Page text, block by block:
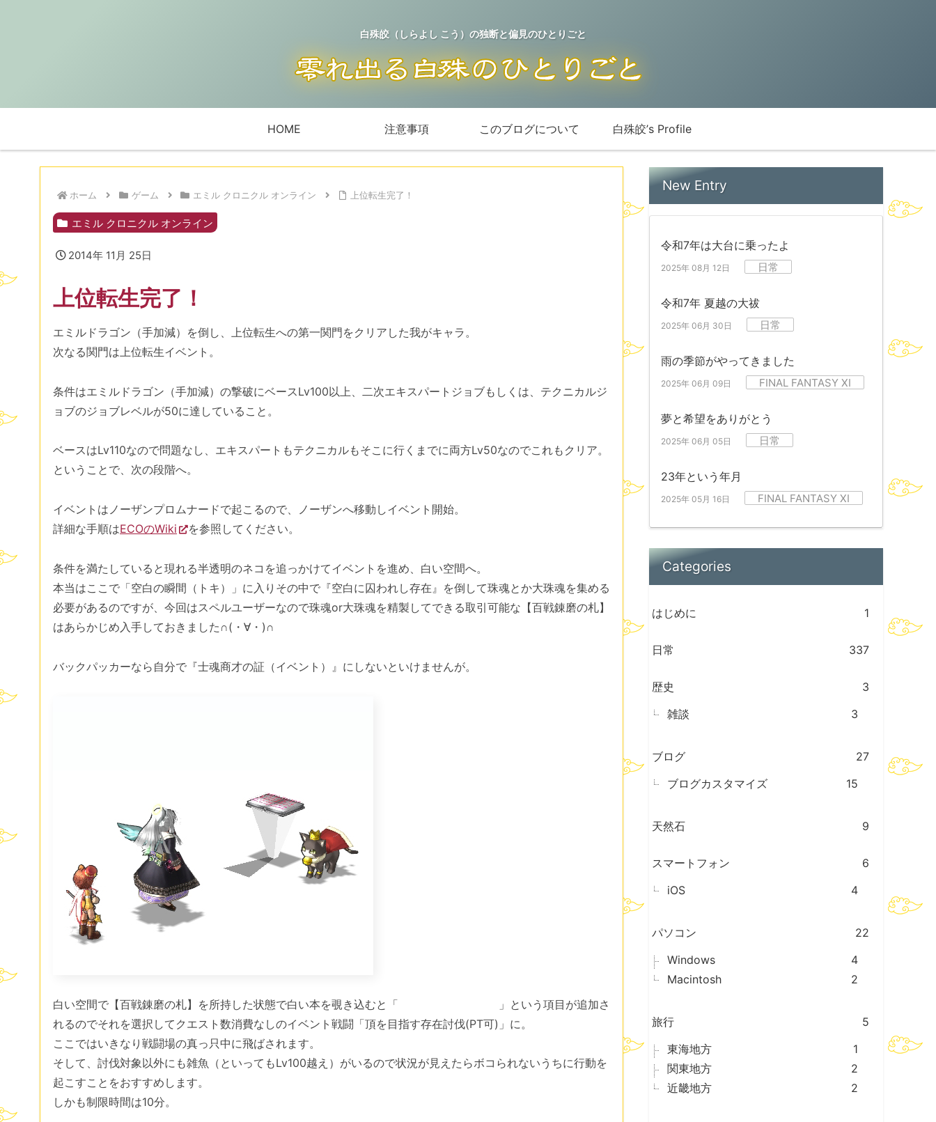
白殊皎（しらよし こう）の独断と偏見のひとりごと
HOME 注意事項 このブログについて 白殊皎’s Profile
ホーム ゲーム エミル クロニクル オンライン 上位転生完了！
エミル クロニクル オンライン
2014年 11月 25日
上位転生完了！
エミルドラゴン（手加減）を倒し、上位転生への第一関門をクリアした我がキャラ。
次なる関門は上位転生イベント。
条件はエミルドラゴン（手加減）の撃破にベースLv100以上、二次エキスパートジョブもしくは、テクニカルジ
ョブのジョブレベルが50に達していること。
ベースはLv110なので問題なし、エキスパートもテクニカルもそこに行くまでに両方Lv50なのでこれもクリア。
ということで、次の段階へ。
イベントはノーザンプロムナードで起こるので、ノーザンへ移動しイベント開始。
詳細な手順はECOのWiki を参照してください。
条件を満たしていると現れる半透明のネコを追っかけてイベントを進め、白い空間へ。
本当はここで「空白の瞬間（トキ）」に入りその中で『空白に囚われし存在』を倒して珠魂とか大珠魂を集める
必要があるのですが、今回はスペルユーザーなので珠魂or大珠魂を精製してできる取引可能な【百戦錬磨の札】
はあらかじめ入手しておきました∩(・∀・)∩
バックパッカーなら自分で『士魂商才の証（イベント）』にしないといけませんが。
白い空間で【百戦錬磨の札】を所持した状態で白い本を覗き込むと「 」という項目が追加さ
れるのでそれを選択してクエスト数消費なしのイベント戦闘「頂を目指す存在討伐(PT可)」に。
ここではいきなり戦闘場の真っ只中に飛ばされます。
そして、討伐対象以外にも雑魚（といってもLv100越え）がいるので状況が見えたらボコられないうちに行動を
起こすことをおすすめします。
しかも制限時間は10分。
New Entry
令和7年は大台に乗ったよ
2025年 08月 12日 日常
令和7年 夏越の大祓
2025年 06月 30日 日常
雨の季節がやってきました
2025年 06月 09日 FINAL FANTASY XI
夢と希望をありがとう
2025年 06月 05日 日常
23年という年月
2025年 05月 16日 FINAL FANTASY XI
Categories
はじめに 1
日常 337
歴史
3
雑談
3
ブログ
27
ブログカスタマイズ
15
天然石 9
スマートフォン
6
iOS
4
パソコン
22
Windows
4
Macintosh
2
旅行
5
東海地方
1
関東地方
2
近畿地方
2